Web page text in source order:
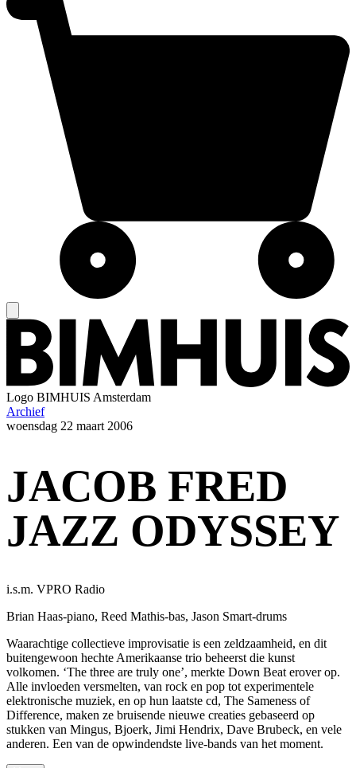
Logo BIMHUIS Amsterdam
Archief
woensdag 22 maart 2006
JACOB FRED
JAZZ ODYSSEY
i.s.m. VPRO Radio
Brian Haas-piano, Reed Mathis-bas, Jason Smart-drums
Waarachtige collectieve improvisatie is een zeldzaamheid, en dit
buitengewoon hechte Amerikaanse trio beheerst die kunst
volkomen. ‘The three are truly one’, merkte Down Beat erover op.
Alle invloeden versmelten, van rock en pop tot experimentele
elektronische muziek, en op hun laatste cd, The Sameness of
Difference, maken ze bruisende nieuwe creaties gebaseerd op
stukken van Mingus, Bjoerk, Jimi Hendrix, Dave Brubeck, en vele
anderen. Een van de opwindendste live-bands van het moment.